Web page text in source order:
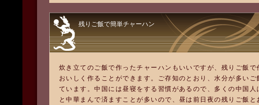
残りご飯で簡単チャーハン
炊き立てのご飯で作ったチャーハンもいいですが、残りご飯
おいしく作ることができます。ご存知のとおり、水分が多い
ています。中国には昼寝をする習慣があるので、多くの中国
と中華まんで済ますことが多いので、昼は前日夜の残りご飯